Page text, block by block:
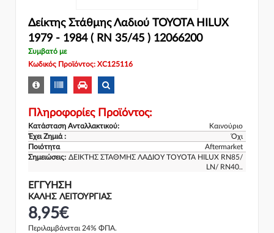
Δείκτης Στάθμης Λαδιού TOYOTA HILUX
1979 - 1984 ( RN 35/45 ) 12066200
Συμβατό με
Κωδικός Προϊόντος: XC125116
Πληροφορίες Προϊόντος:
Κατάσταση Ανταλλακτικού:
Καινούριο
Έχει Ζημιά :
Όχι
Ποιότητα
Aftermarket
Σημειώσεις: ΔΕΙΚΤΗΣ ΣΤΑΘΜΗΣ ΛΑΔΙΟΥ TOYOTA HILUX RN85/
LN/ RN40..
ΕΓΓΎΗΣΗ
ΚΑΛΗΣ ΛΕΙΤΟΥΡΓΙΑΣ
8,95€
Περιλαμβάνεται 24% ΦΠΑ.